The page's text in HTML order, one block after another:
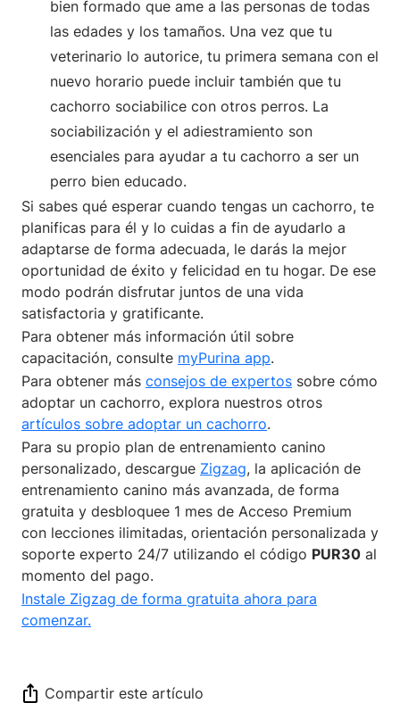
bien formado que ame a las personas de todas
las edades y los tamaños. Una vez que tu
veterinario lo autorice, tu primera semana con el
nuevo horario puede incluir también que tu
cachorro sociabilice con otros perros. La
sociabilización y el adiestramiento son
esenciales para ayudar a tu cachorro a ser un
perro bien educado.
Si sabes qué esperar cuando tengas un cachorro, te
planificas para él y lo cuidas a fin de ayudarlo a
adaptarse de forma adecuada, le darás la mejor
oportunidad de éxito y felicidad en tu hogar. De ese
modo podrán disfrutar juntos de una vida
satisfactoria y gratificante.
Para obtener más información útil sobre
capacitación, consulte myPurina app.
Para obtener más consejos de expertos sobre cómo
adoptar un cachorro, explora nuestros otros
artículos sobre adoptar un cachorro.
Para su propio plan de entrenamiento canino
personalizado, descargue Zigzag, la aplicación de
entrenamiento canino más avanzada, de forma
gratuita y desbloquee 1 mes de Acceso Premium
con lecciones ilimitadas, orientación personalizada y
soporte experto 24/7 utilizando el código PUR30 al
momento del pago.
Instale Zigzag de forma gratuita ahora para
comenzar.
Compartir este artículo